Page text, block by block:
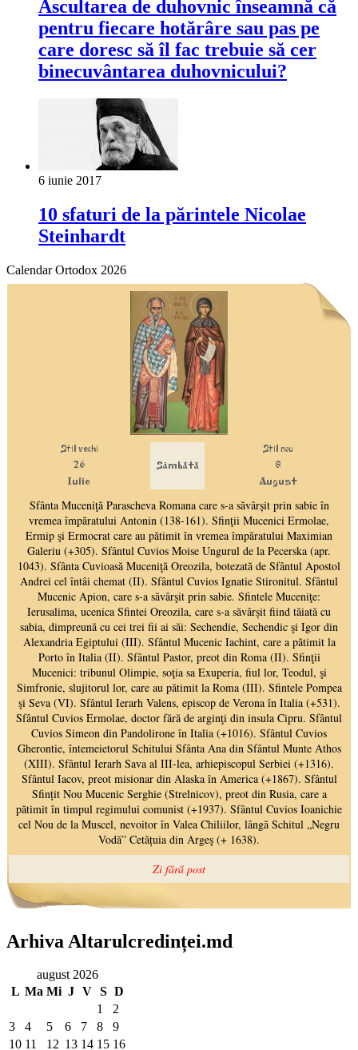
Ascultarea de duhovnic înseamnă că
pentru fiecare hotărâre sau pas pe
care do­resc să îl fac trebuie să cer
binecuvântarea duhovnicului?
6 iunie 2017
10 sfaturi de la părintele Nicolae
Steinhardt
Calendar Ortodox 2026
Arhiva Altarulcredinței.md
august 2026
L Ma Mi J V S D
1
2
3
4 5 6 7 8
9
10 11 12 13 14 15 16